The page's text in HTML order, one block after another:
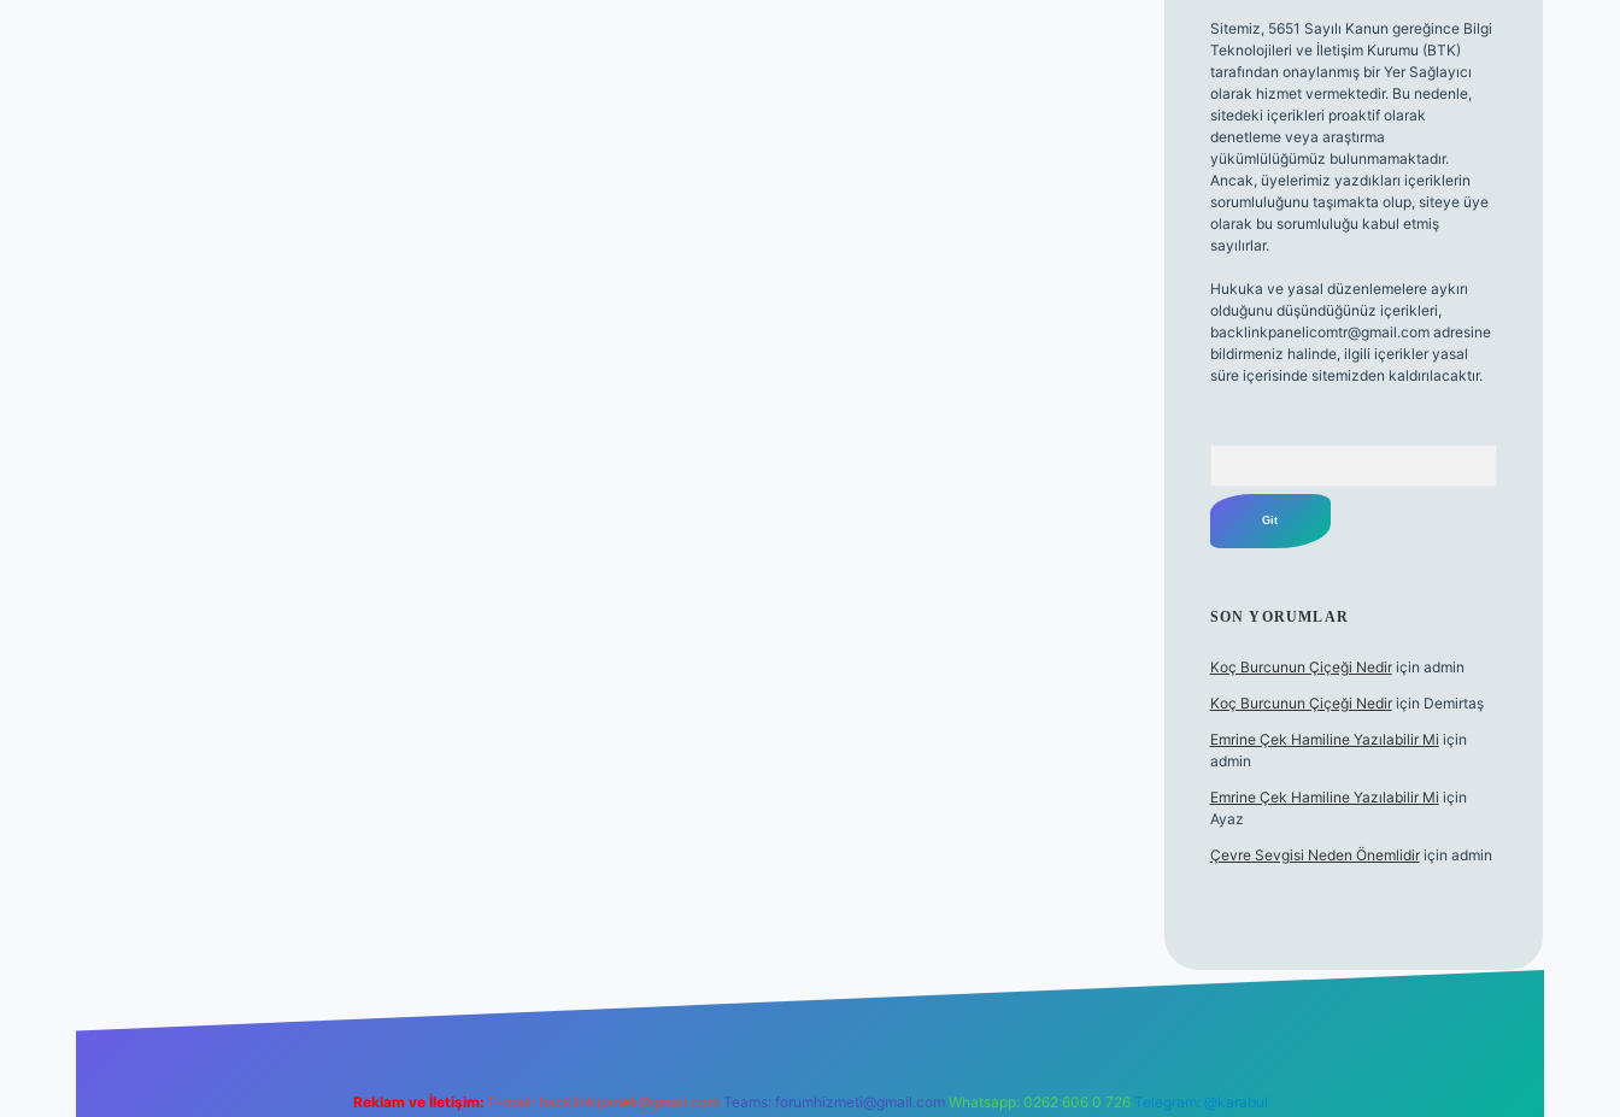
Sitemiz, 5651 Sayılı Kanun gereğince Bilgi
Teknolojileri ve İletişim Kurumu (BTK)
tarafından onaylanmış bir Yer Sağlayıcı
olarak hizmet vermektedir. Bu nedenle,
sitedeki içerikleri proaktif olarak
denetleme veya araştırma
yükümlülüğümüz bulunmamaktadır.
Ancak, üyelerimiz yazdıkları içeriklerin
sorumluluğunu taşımakta olup, siteye üye
olarak bu sorumluluğu kabul etmiş
sayılırlar.
Hukuka ve yasal düzenlemelere aykırı
olduğunu düşündüğünüz içerikleri,
backlinkpanelicomtr@gmail.comadresine
bildirmeniz halinde, ilgili içerikler yasal
süre içerisinde sitemizden kaldırılacaktır.
SON YORUMLAR
Koç Burcunun Çiçeği Nediriçin admin
Koç Burcunun Çiçeği Nediriçin Demirtaş
Emrine Çek Hamiline Yazılabilir Mi için
admin
Emrine Çek Hamiline Yazılabilir Mi için
Ayaz
Çevre Sevgisi Neden Önemlidiriçin admin
Reklam ve İletişim: E-mail: backlinkpaneli@gmail.com Teams: forumhizmeti@gmail.com Whatsapp: 0262 606 0 726 Telegram: @karabul